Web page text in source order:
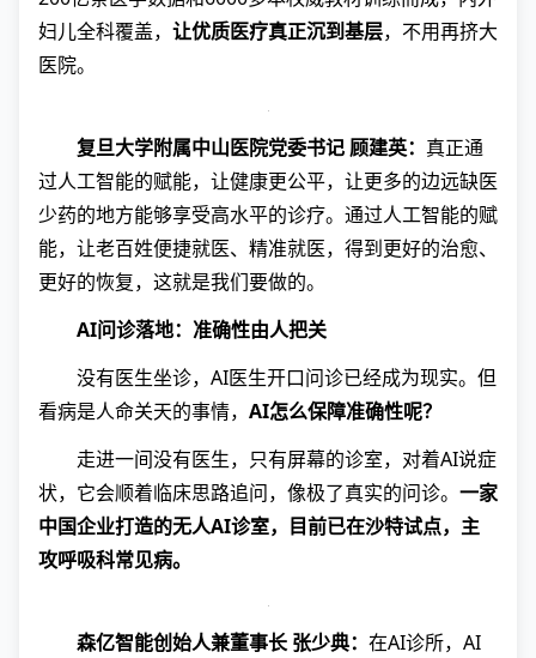
妇儿全科覆盖， 让优质医疗真正沉到基层，不用再挤大
医院。
复旦大学附属中山医院党委书记 顾建英： 真正通
过人工智能的赋能，让健康更公平，让更多的边远缺医
少药的地方能够享受高水平的诊疗。通过人工智能的赋
能，让老百姓便捷就医、精准就医，得到更好的治愈、
更好的恢复，这就是我们要做的。
AI问诊落地：准确性由人把关
没有医生坐诊，AI医生开口问诊已经成为现实。但
看病是人命关天的事情， AI怎么保障准确性呢？
走进一间没有医生，只有屏幕的诊室，对着AI说症
状，它会顺着临床思路追问，像极了真实的问诊。 一家
中国企业打造的无人AI诊室，目前已在沙特试点，主
攻呼吸科常见病。
森亿智能创始人兼董事长 张少典： 在AI诊所，AI